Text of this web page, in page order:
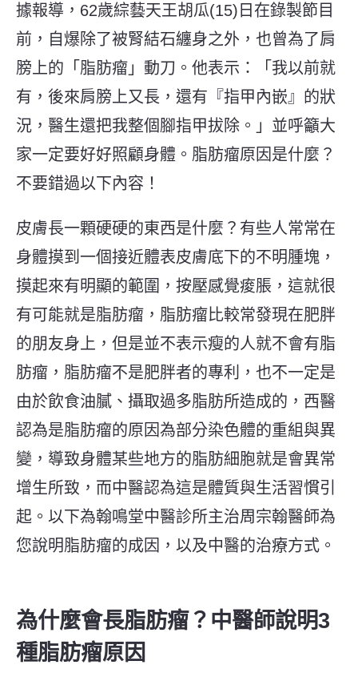
據報導，62歲綜藝天王胡瓜(15)日在錄製節目
前，自爆除了被腎結石纏身之外，也曾為了肩
膀上的「脂肪瘤」動刀。他表示：「我以前就
有，後來肩膀上又長，還有『指甲內嵌』的狀
況，醫生還把我整個腳指甲拔除。」並呼籲大
家一定要好好照顧身體。脂肪瘤原因是什麼？
不要錯過以下內容！
皮膚長一顆硬硬的東西是什麼？ 有些人常常在
身體摸到一個接近體表皮膚底下的不明腫塊，
摸起來有明顯的範圍，按壓感覺痠脹，這就很
有可能就是脂肪瘤，脂肪瘤比較常發現在肥胖
的朋友身上，但是並不表示瘦的人就不會有脂
肪瘤，脂肪瘤不是肥胖者的專利，也不一定是
由於飲食油膩、攝取過多脂肪所造成的，西醫
認為是脂肪瘤的原因為部分染色體的重組與異
變，導致身體某些地方的脂肪細胞就是會異常
增生所致，而中醫認為這是體質與生活習慣引
起。 以下為翰鳴堂中醫診所主治周宗翰醫師為
您說明脂肪瘤的成因，以及中醫的治療方式。
為什麼會長脂肪瘤？中醫師說明3
種脂肪瘤原因